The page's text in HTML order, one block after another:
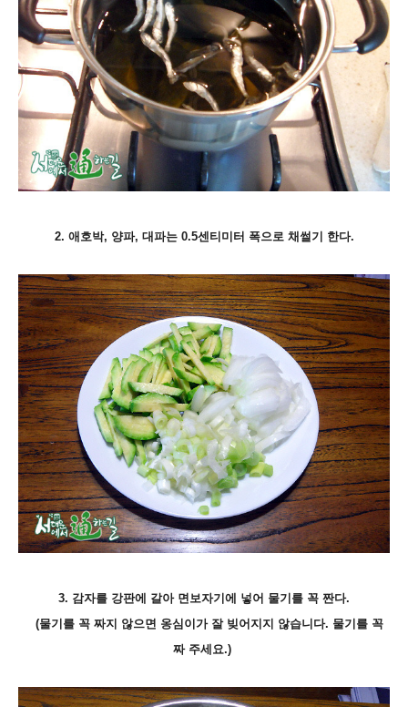
2. 애호박, 양파, 대파는 0.5센티미터 폭으로 채썰기 한다.
3. 감자를 강판에 갈아 면보자기에 넣어 물기를 꼭 짠다.
(물기를 꼭 짜지 않으면 옹심이가 잘 빚어지지 않습니다. 물기를 꼭
짜 주세요.)